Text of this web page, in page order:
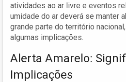
atividades ao ar livre e eventos
umidade do ar deverá se manter
grande parte do território
algumas implicações.
Alerta Amarelo:
Implicações